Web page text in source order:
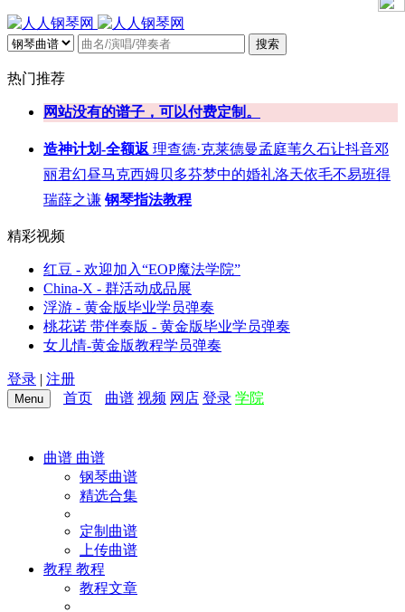
搜索
热门推荐
网站没有的谱子，可以付费定制。
造神计划-全额返 理查德·克莱德曼孟庭苇久石让抖音邓
丽君幻昼马克西姆贝多芬梦中的婚礼洛天依毛不易班得
瑞薛之谦 钢琴指法教程
精彩视频
红豆 - 欢迎加入“EOP魔法学院”
China-X - 群活动成品展
浮游 - 黄金版毕业学员弹奏
桃花诺 带伴奏版 - 黄金版毕业学员弹奏
女儿情-黄金版教程学员弹奏
登录 | 注册
Menu 首页 曲谱 视频 网店 登录 学院
曲谱 曲谱
钢琴曲谱
精选合集
定制曲谱
上传曲谱
教程 教程
教程文章